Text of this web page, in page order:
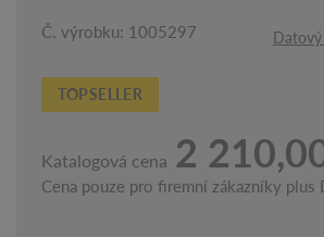
Č. výrobku: 1005297
TOPSELLER
Katalogová cena 2
Cena pouze pro firemní zákazníky plus